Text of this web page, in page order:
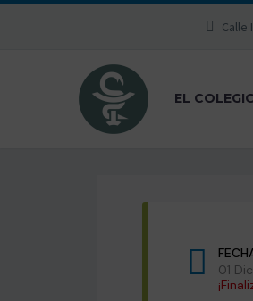
Calle
EL
01